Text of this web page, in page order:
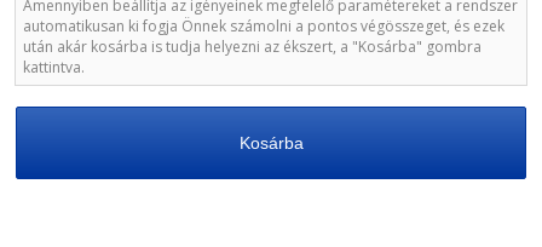
Amennyiben beállítja az igényeinek megfelelő paramétereket a rendszer
automatikusan ki fogja Önnek számolni a pontos végösszeget, és ezek
után akár kosárba is tudja helyezni az ékszert, a "Kosárba" gombra
kattintva.
Kosárba